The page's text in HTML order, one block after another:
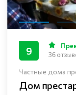
Частные дома
Дом
9 36